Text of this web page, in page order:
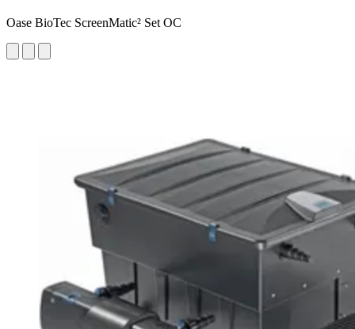
Oase BioTec ScreenMatic² Set OC